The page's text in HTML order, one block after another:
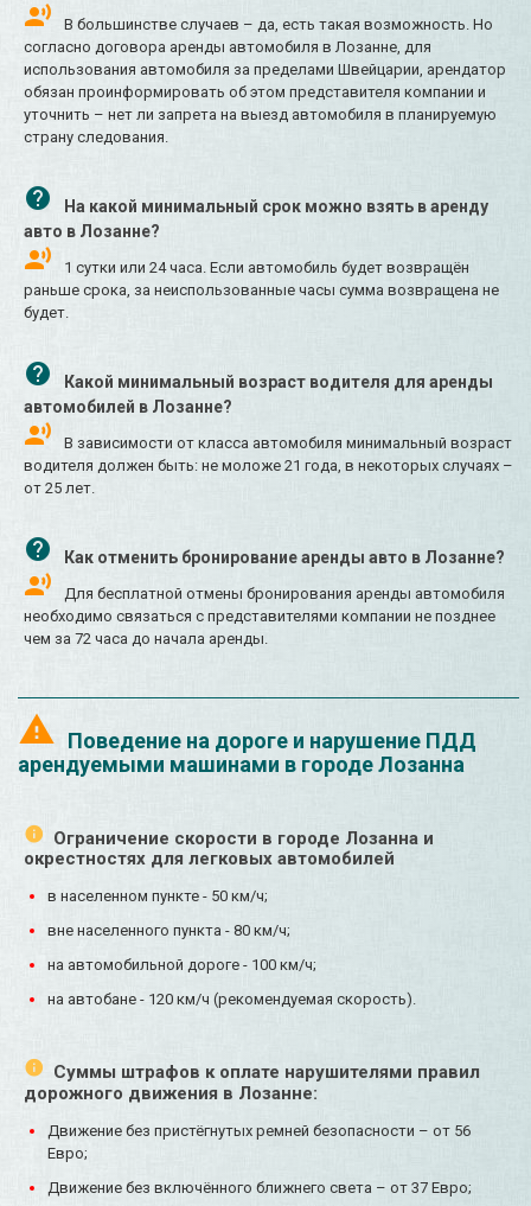
В большинстве случаев – да, есть такая возможность. Но
согласно договора аренды автомобиля в Лозанне, для
использования автомобиля за пределами Швейцарии, арендатор
обязан проинформировать об этом представителя компании и
уточнить – нет ли запрета на выезд автомобиля в планируемую
страну следования.
На какой минимальный срок можно взять в аренду
авто в Лозанне?
1 сутки или 24 часа. Если автомобиль будет возвращён
раньше срока, за неиспользованные часы сумма возвращена не
будет.
Какой минимальный возраст водителя для аренды
автомобилей в Лозанне?
В зависимости от класса автомобиля минимальный возраст
водителя должен быть: не моложе 21 года, в некоторых случаях –
от 25 лет.
Как отменить бронирование аренды авто в Лозанне?
Для бесплатной отмены бронирования аренды автомобиля
необходимо связаться с представителями компании не позднее
чем за 72 часа до начала аренды.
Поведение на дороге и нарушение ПДД
арендуемыми машинами в городе Лозанна
Ограничение скорости в городе Лозанна и
окрестностях для легковых автомобилей
в населенном пункте - 50 км/ч;
вне населенного пункта - 80 км/ч;
на автомобильной дороге - 100 км/ч;
на автобане - 120 км/ч (рекомендуемая скорость).
Суммы штрафов к оплате нарушителями правил
дорожного движения в Лозанне:
Движение без пристёгнутых ремней безопасности – от 56
Евро;
Движение без включённого ближнего света – от 37 Евро;